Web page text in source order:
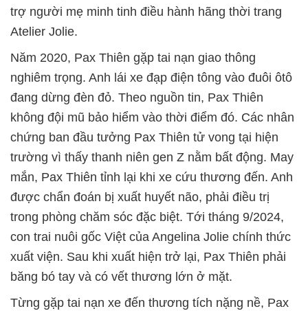
trợ người mẹ minh tinh điều hành hãng thời trang
Atelier Jolie.
Năm 2020, Pax Thiên gặp tai nạn giao thông
nghiêm trọng. Anh lái xe đạp điện tông vào đuôi ôtô
đang dừng đèn đỏ. Theo nguồn tin, Pax Thiên
không đội mũ bảo hiểm vào thời điểm đó. Các nhân
chứng ban đầu tưởng Pax Thiên tử vong tại hiện
trường vì thấy thanh niên gen Z nằm bất động. May
mắn, Pax Thiên tỉnh lại khi xe cứu thương đến. Anh
được chẩn đoán bị xuất huyết não, phải điều trị
trong phòng chăm sóc đặc biệt. Tới tháng 9/2024,
con trai nuôi gốc Việt của Angelina Jolie chính thức
xuất viện. Sau khi xuất hiện trở lại, Pax Thiên phải
băng bó tay và có vết thương lớn ở mặt.
Từng gặp tai nạn xe đến thương tích nặng nề, Pax